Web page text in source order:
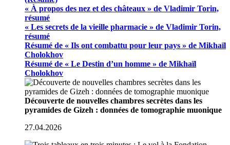
« À propos des nez et des châteaux » de Vladimir Torin,
résumé
« Les secrets de la vieille pharmacie » de Vladimir Torin,
résumé
Résumé de « Ils ont combattu pour leur pays » de Mikhaïl
Cholokhov
Résumé de « Le Destin d’un homme » de Mikhaïl
Cholokhov
Découverte de nouvelles chambres secrètes dans les
pyramides de Gizeh : données de tomographie muonique
27.04.2026